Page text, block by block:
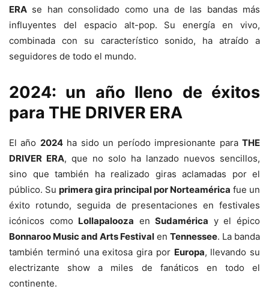
ERA se han consolidado como una de las bandas más
influyentes del espacio alt-pop. Su energía en vivo,
combinada con su característico sonido, ha atraído a
seguidores de todo el mundo.
2024: un año lleno de éxitos
para THE DRIVER ERA
El año 2024ha sido un período impresionante paraTHE
DRIVER ERA, que no solo ha lanzado nuevos sencillos,
sino que también ha realizado giras aclamadas por el
público. Su primera gira principal por Norteamérica fue un
éxito rotundo, seguida de presentaciones en festivales
icónicos como Lollapalooza enSudamérica y el épico
Bonnaroo Music and Arts Festival en Tennessee. La banda
también terminó una exitosa gira por Europa, llevando su
electrizante show a miles de fanáticos en todo el
continente.